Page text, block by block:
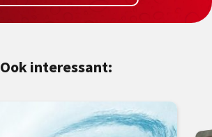
Ook interessant: